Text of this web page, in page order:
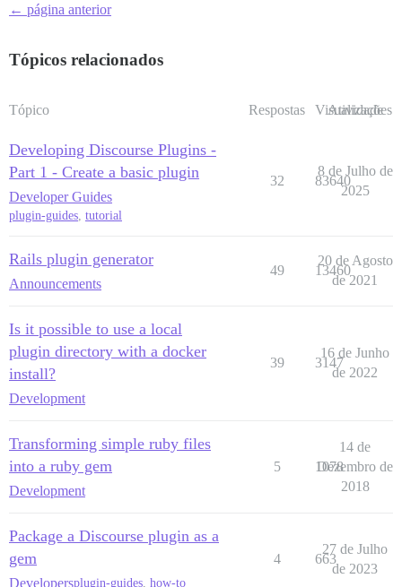
← página anterior
Tópicos relacionados
Tópico Respostas Visualizações
Atividade
Developing Discourse Plugins -
Part 1 - Create a basic plugin
Developer Guides
plugin-guides tutorial
32 83640
8 de Julho de
2025
Rails plugin generator
Announcements
49 13460
20 de Agosto
de 2021
Is it possible to use a local
plugin directory with a docker
install?
Development
39 3147
16 de Junho
de 2022
Transforming simple ruby files
into a ruby gem
Development
5 1078
14 de
Dezembro de
2018
Package a Discourse plugin as a
gem
Developersplugin-guides, how-to
4 663
27 de Julho
de 2023